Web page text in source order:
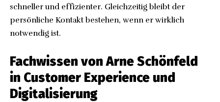
schneller und effizienter. Gleichzeitig bleibt der
persönliche Kontakt bestehen, wenn er wirklich
notwendig ist.
Fachwissen von Arne Schönfeld
in Customer Experience und
Digitalisierung